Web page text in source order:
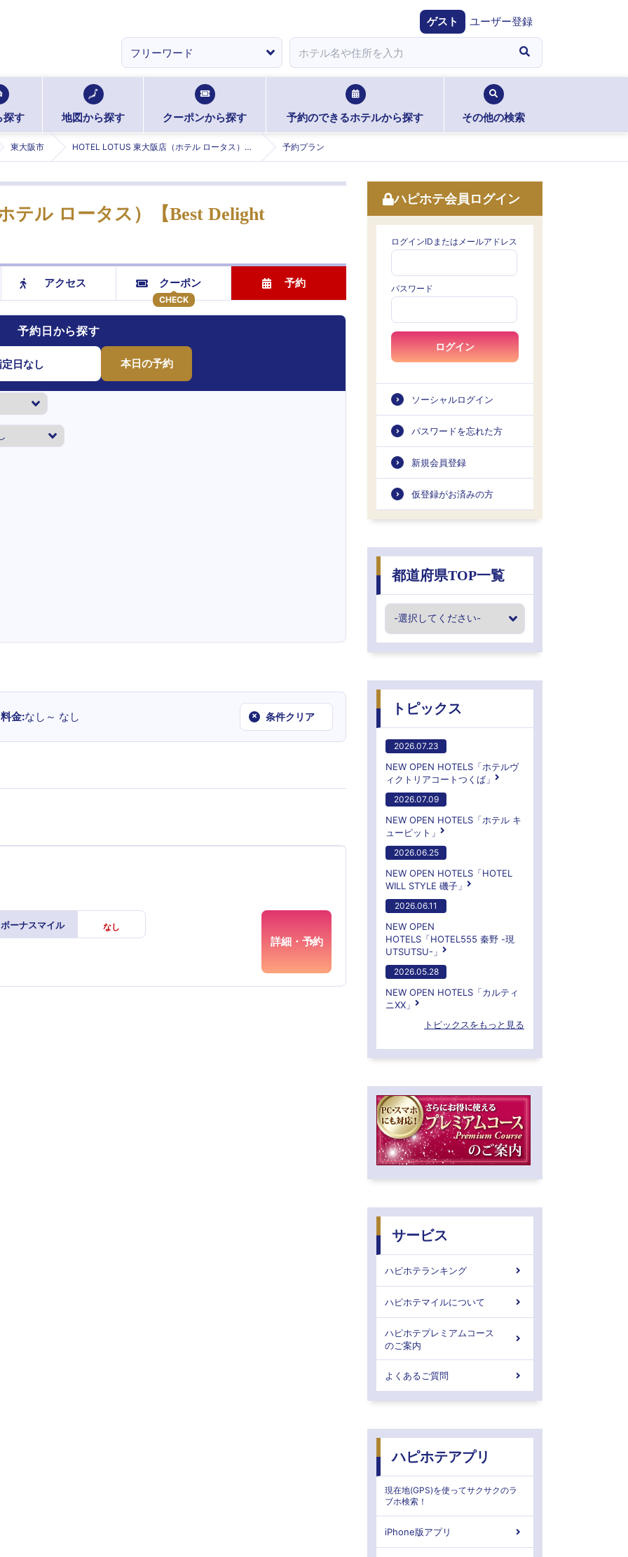
ゲスト ユーザー登録
探す 地図から探す クーポンから探す 予約のできるホテルから探す その他の検索
東大阪市 HOTEL LOTUS 東大阪店（ホテル ロータス）【Best Delight Group】 (ロータスヒガシオオサカテン) 予約プラン
テル ロータス）【Best Delight
アクセス
CHECK
クーポン 予約
予約日から探す
日なし 本日の予約
料金 なし～ なし × 条件クリア
ボーナスマイル なし
詳細・予約
ハピホテ会員ログイン
ログインIDまたはメールアドレス
パスワード
ログイン
ソーシャルログイン
パスワードを忘れた方
新規会員登録
仮登録がお済みの方
都道府県TOP一覧
トピックス
2026.07.23
NEW OPEN HOTELS「ホテルヴ
ィクトリアコートつくば」
2026.07.09
NEW OPEN HOTELS「ホテル キ
ューピット」
2026.06.25
NEW OPEN HOTELS「HOTEL
WILL STYLE 磯子」
2026.06.11
NEW OPEN
HOTELS「HOTEL555 秦野 -現
UTSUTSU-」
2026.05.28
NEW OPEN HOTELS「カルティ
ニXX」
トピックスをもっと見る
サービス
ハピホテランキング
ハピホテマイルについて
ハピホテプレミアムコース
のご案内
よくあるご質問
ハピホテアプリ
現在地(GPS)を使ってサクサクのラ
ブホ検索！
iPhone版アプリ